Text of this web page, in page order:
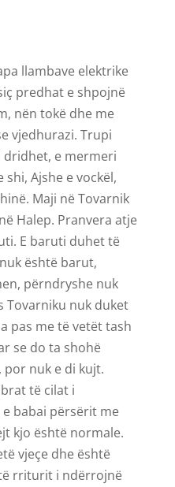
llambave elektrike
predhat e shpojnë
nën tokë dhe me
vjedhurazi. Trupi
dridhet, e mermeri
Ajshe e vockël,
Maji në Tovarnik
Halep. Pranvera atje
E baruti duhet të
është barut,
përndryshe nuk
Tovarniku nuk duket
pas me të vetët tash
se do ta shohë
por nuk e di kujt.
të cilat i
babai përsërit me
kjo është normale.
vjeçe dhe është
rriturit i ndërrojnë